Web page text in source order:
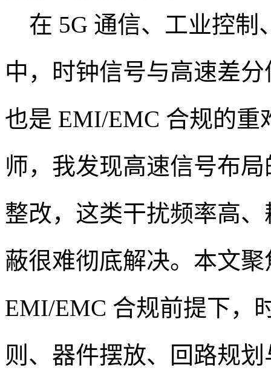
在 5G 通信、工业控制
中，时钟信号与高速差
也是 EMI/EMC 合规的重
师，我发现高速信号布
整改，这类干扰频率高
蔽很难彻底解决。本文
EMI/EMC 合规前提下，
则、器件摆放、回路规